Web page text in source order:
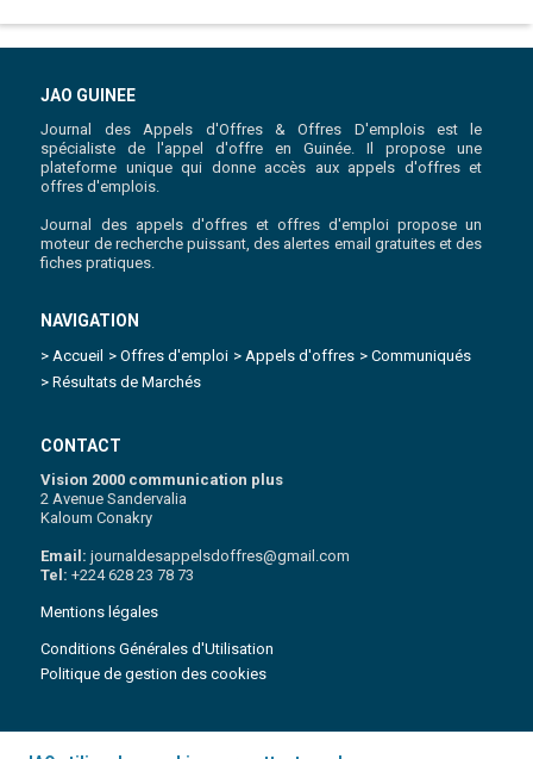
JAO GUINEE
Journal des Appels d'Offres & Offres D'emplois est le
spécialiste de l'appel d'offre en Guinée. Il propose une
plateforme unique qui donne accès aux appels d'offres et
offres d'emplois.
Journal des appels d'offres et offres d'emploi propose un
moteur de recherche puissant, des alertes email gratuites et des
fiches pratiques.
NAVIGATION
> Accueil > Offres d'emploi > Appels d'offres > Communiqués
> Résultats de Marchés
CONTACT
Vision 2000 communication plus
2 Avenue Sandervalia
Kaloum Conakry
Email:journaldesappelsdoffres@gmail.com
Tel:+224 628 23 78 73
Mentions légales
Conditions Générales d'Utilisation
Politique de gestion des cookies